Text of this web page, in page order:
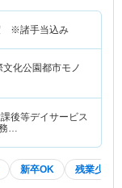
※諸手当込み
化公園都市モノ
後等デイサービス
…
新卒OK 残業少な